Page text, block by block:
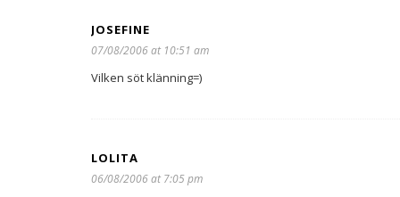
JOSEFINE
07/08/2006 at 10:51 am
Vilken söt klänning=)
LOLITA
06/08/2006 at 7:05 pm